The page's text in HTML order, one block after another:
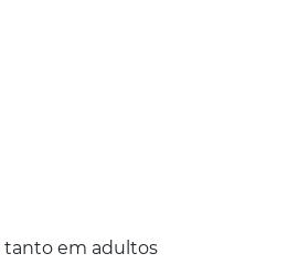
tanto em adultos